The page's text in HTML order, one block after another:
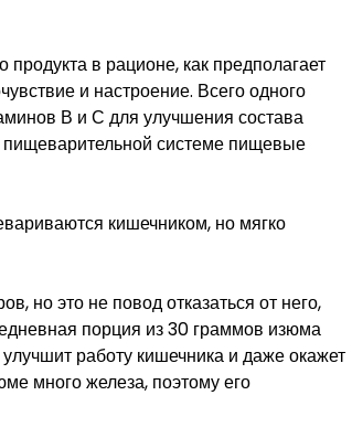
продукта в рационе, как предполагает
и настроение. Всего одного
В и С для улучшения состава
системе пищевые
кишечником, но мягко
но это не повод отказаться от него,
порция из 30 граммов изюма
работу кишечника и даже окажет
много железа, поэтому его